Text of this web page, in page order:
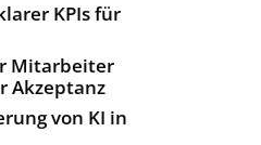
KPIs für
Mitarbeiter
Akzeptanz
von KI in